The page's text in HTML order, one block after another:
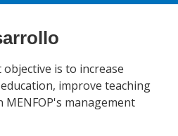
is to increase
improve teaching
management